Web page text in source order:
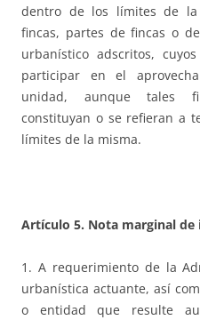
dentro de los límites de
fincas, partes de fincas o
urbanístico adscritos,
participar en el
unidad, aunque tales
constituyan o se refieran a
límites de la misma.
Artículo 5. Nota marginal
1. A requerimiento de la
urbanística actuante, así
o entidad que resulte